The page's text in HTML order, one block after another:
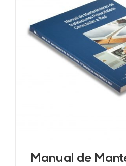
Manual de